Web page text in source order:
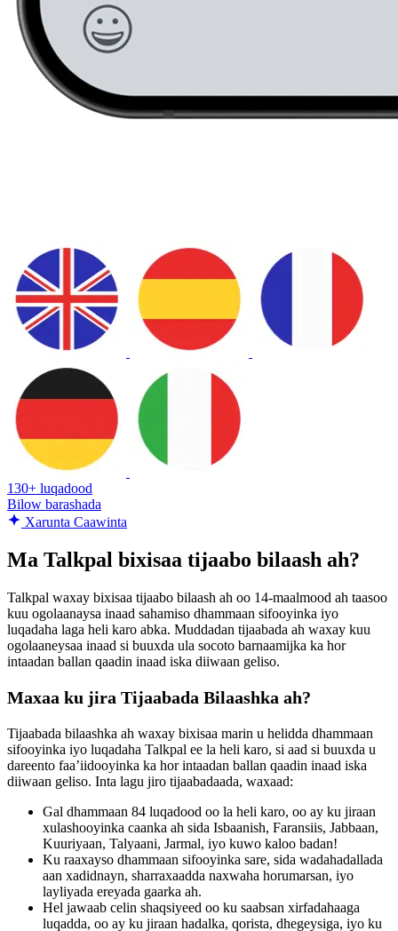
130+ luqadood
Bilow barashada
Xarunta Caawinta
Ma Talkpal bixisaa tijaabo bilaash ah?
Talkpal waxay bixisaa tijaabo bilaash ah oo 14-maalmood ah taasoo
kuu ogolaanaysa inaad sahamiso dhammaan sifooyinka iyo
luqadaha laga heli karo abka. Muddadan tijaabada ah waxay kuu
ogolaaneysaa inaad si buuxda ula socoto barnaamijka ka hor
intaadan ballan qaadin inaad iska diiwaan geliso.
Maxaa ku jira Tijaabada Bilaashka ah?
Tijaabada bilaashka ah waxay bixisaa marin u helidda dhammaan
sifooyinka iyo luqadaha Talkpal ee la heli karo, si aad si buuxda u
dareento faa’iidooyinka ka hor intaadan ballan qaadin inaad iska
diiwaan geliso. Inta lagu jiro tijaabadaada, waxaad:
Gal dhammaan 84 luqadood oo la heli karo, oo ay ku jiraan
xulashooyinka caanka ah sida Isbaanish, Faransiis, Jabbaan,
Kuuriyaan, Talyaani, Jarmal, iyo kuwo kaloo badan!
Ku raaxayso dhammaan sifooyinka sare, sida wadahadallada
aan xadidnayn, sharraxaadda naxwaha horumarsan, iyo
layliyada ereyada gaarka ah.
Hel jawaab celin shaqsiyeed oo ku saabsan xirfadahaaga
luqadda, oo ay ku jiraan hadalka, qorista, dhegeysiga, iyo ku